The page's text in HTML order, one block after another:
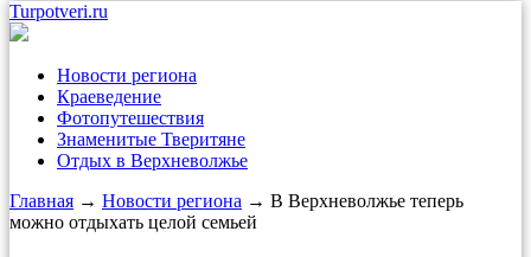
Turpotveri.ru
Новости региона
Краеведение
Фотопутешествия
Знаменитые Тверитяне
Отдых в Верхневолжье
Главная → Новости региона → В Верхневолжье теперь
можно отдыхать целой семьей